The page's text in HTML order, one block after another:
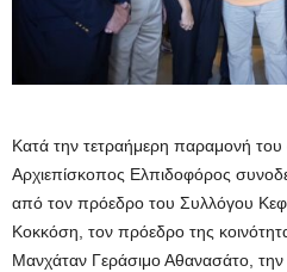
Κατά την τετραήμερη παραμονή του
Αρχιεπίσκοπος Ελπιδοφόρος
από τον πρόεδρο του Συλλόγου
Κοκκόση, τον πρόεδρο της
Μανχάταν Γεράσιμο Αθανασάτο,